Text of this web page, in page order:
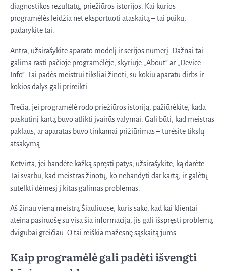
diagnostikos rezultatų, priežiūros istorijos. Kai kurios
programėlės leidžia net eksportuoti ataskaitą – tai puiku,
padarykite tai.
Antra, užsirašykite aparato modelį ir serijos numerį. Dažnai tai
galima rasti pačioje programėlėje, skyriuje „About” ar „Device
Info”. Tai padės meistrui tiksliai žinoti, su kokiu aparatu dirbs ir
kokios dalys gali prireikti.
Trečia, jei programėlė rodo priežiūros istoriją, pažiūrėkite, kada
paskutinį kartą buvo atlikti įvairūs valymai. Gali būti, kad meistras
paklaus, ar aparatas buvo tinkamai prižiūrimas – turėsite tikslų
atsakymą.
Ketvirta, jei bandėte kažką spręsti patys, užsirašykite, ką darėte.
Tai svarbu, kad meistras žinotų, ko nebandyti dar kartą, ir galėtų
sutelkti dėmesį į kitas galimas problemas.
Aš žinau vieną meistrą Šiauliuose, kuris sako, kad kai klientai
ateina pasiruošę su visa šia informacija, jis gali išspręsti problemą
dvigubai greičiau. O tai reiškia mažesnę sąskaitą jums.
Kaip programėlė gali padėti išvengti